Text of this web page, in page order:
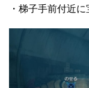
・梯子手前付近に